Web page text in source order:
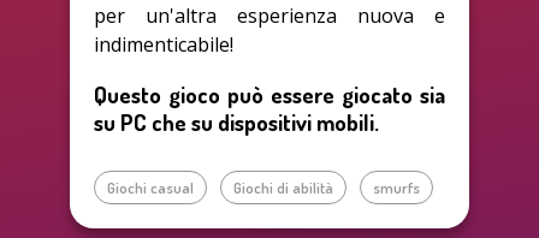
per un'altra esperienza nuova e
indimenticabile!
Questo gioco può essere giocato sia
su PC che su dispositivi mobili.
Giochi casual Giochi di abilità smurfs